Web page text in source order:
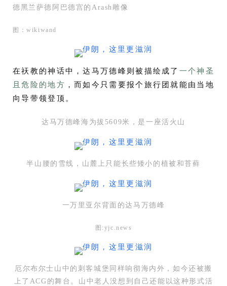
德黑兰萨德阿巴德宫的Arash雕像
图：wikiwand
在祆教的神话中，达马万德峰则被描绘成了 一个神圣
且危险的地方 ，而如今只需要报个旅行团就能由当地
向导带领登顶。
达马万德峰海为拔5609米，是一座活火山
半山腰的雪线，山麓上只能长些矮小的植被和苔藓
一万里亚尔背面的达马万德峰
图:yjc.news
厄尔布尔士山中的刺客城堡同样响彻海内外，如今还被搬
上了ACG的舞台。山中老人没想到自己还能以这种形式活